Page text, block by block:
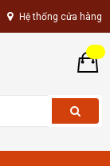
Hệ thống cửa hàng